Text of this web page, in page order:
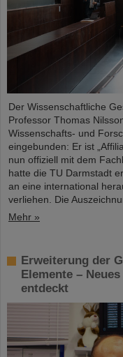
Der Wissenschaftliche
Professor Thomas
Wissenschafts- und
eingebunden: Er ist
nun offiziell mit dem
hatte die TU Darmstadt
an eine international
verliehen. Die
Mehr »
Erweiterung der
Elemente –
entdeckt